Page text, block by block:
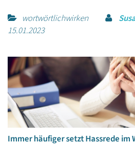
wortwörtlichwirken
15.01.2023
Immer häufiger setzt Hassrede im